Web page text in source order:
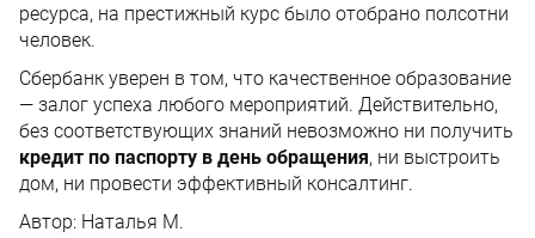
ресурса, на престижный курс было отобрано полсотни
человек.
Сбербанк уверен в том, что качественное образование
— залог успеха любого мероприятий. Действительно,
без соответствующих знаний невозможно ни получить
кредит по паспорту в день обращения, ни выстроить
дом, ни провести эффективный консалтинг.
Автор: Наталья М.